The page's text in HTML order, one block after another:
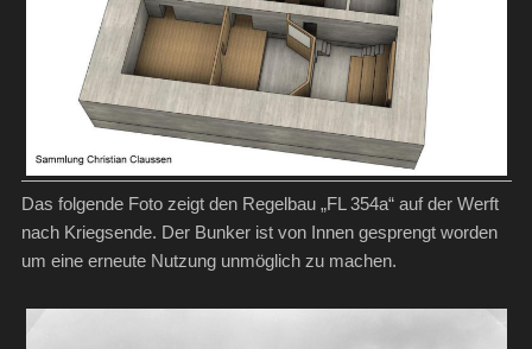
Das folgende Foto zeigt den Regelbau „FL 354a“ auf der Werft
nach Kriegsende. Der Bunker ist von Innen gesprengt worden
um eine erneute Nutzung unmöglich zu machen.